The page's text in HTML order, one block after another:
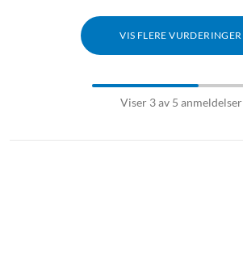
VIS FLERE VURDERINGER
Viser 3 av 5 anmeldelser